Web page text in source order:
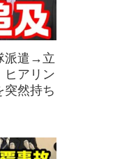
派遣→立
ヒアリン
突然持ち